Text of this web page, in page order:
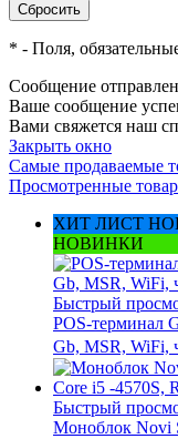
* - Поля,
Сообщение
Ваше сообщение
Вами свяжется наш
Закрыть окно
Самые продаваемые
Просмотренные
ХИТ ЛИСТ
НОВИНКИ
Быстрый
POS-терминал
Gb, MSR, WiFi,
Быстрый
Моноблок Novi